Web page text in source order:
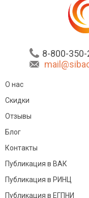
8-800-
О нас
Скидки
Отзывы
Блог
Контакты
Публикация в ВАК
Публикация в РИНЦ
Публикация в ЕГПНИ